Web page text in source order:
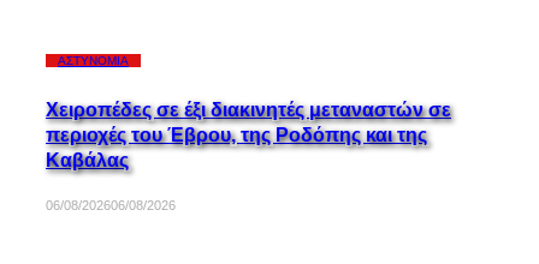
ΑΣΤΥΝΟΜΊΑ
Χειροπέδες σε έξι διακινητές μεταναστών σε
περιοχές του Έβρου, της Ροδόπης και της
Καβάλας
06/08/202606/08/2026